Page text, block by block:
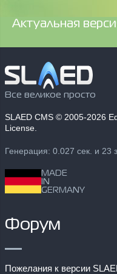
Aктуальная
Все великое просто
SLAED CMS © 2005-2026
License.
Генерация: 0.027 сек. и 23
MADE
IN
GERMANY
Форум
Пожелания к версии